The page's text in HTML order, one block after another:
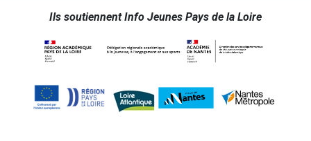
Ils soutiennent Info Jeunes Pays de la Loire